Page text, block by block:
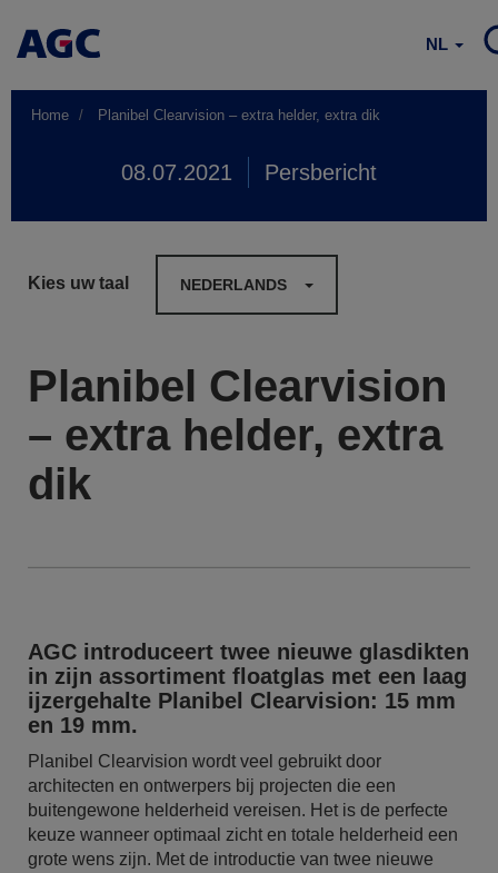
NL
Home Planibel Clearvision – extra helder, extra dik
08.07.2021 Persbericht
Kies uw taal NEDERLANDS
Planibel Clearvision
– extra helder, extra
dik
AGC introduceert twee nieuwe glasdikten
in zijn assortiment floatglas met een laag
ijzergehalte Planibel Clearvision: 15 mm
en 19 mm.
Planibel Clearvision wordt veel gebruikt door
architecten en ontwerpers bij projecten die een
buitengewone helderheid vereisen. Het is de perfecte
keuze wanneer optimaal zicht en totale helderheid een
grote wens zijn. Met de introductie van twee nieuwe